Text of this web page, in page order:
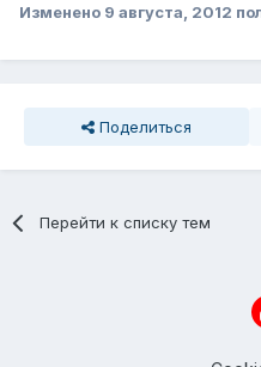
Изменено 9 августа, 2012
Поделиться
Перейти к списку тем